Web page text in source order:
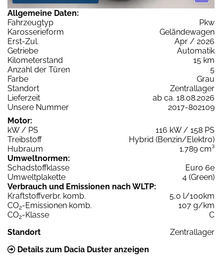
Allgemeine Daten:
Fahrzeugtyp
Pkw
Karosserieform
Geländewagen
Erst-Zul.
Apr / 2026
Getriebe
Automatik
Kilometerstand
15 km
Anzahl der Türen
5
Farbe
Grau
Standort
Zentrallager
Lieferzeit
ab ca. 18.08.2026
Unsere Nummer
2017-802109
Motor:
kW / PS
116 kW / 158 PS
Treibstoff
Hybrid (Benzin/Elektro)
Hubraum
1.789 cm³
Umweltnormen:
Schadstoffklasse
Euro 6e
Umweltplakette
4 (Green)
Verbrauch und Emissionen nach WLTP:
Kraftstoffverbr. komb.
5,0 l/100km
CO2-Emissionen komb.
107 g/km
CO2-Klasse
C
Standort
Zentrallager
Details zum Dacia Duster anzeigen